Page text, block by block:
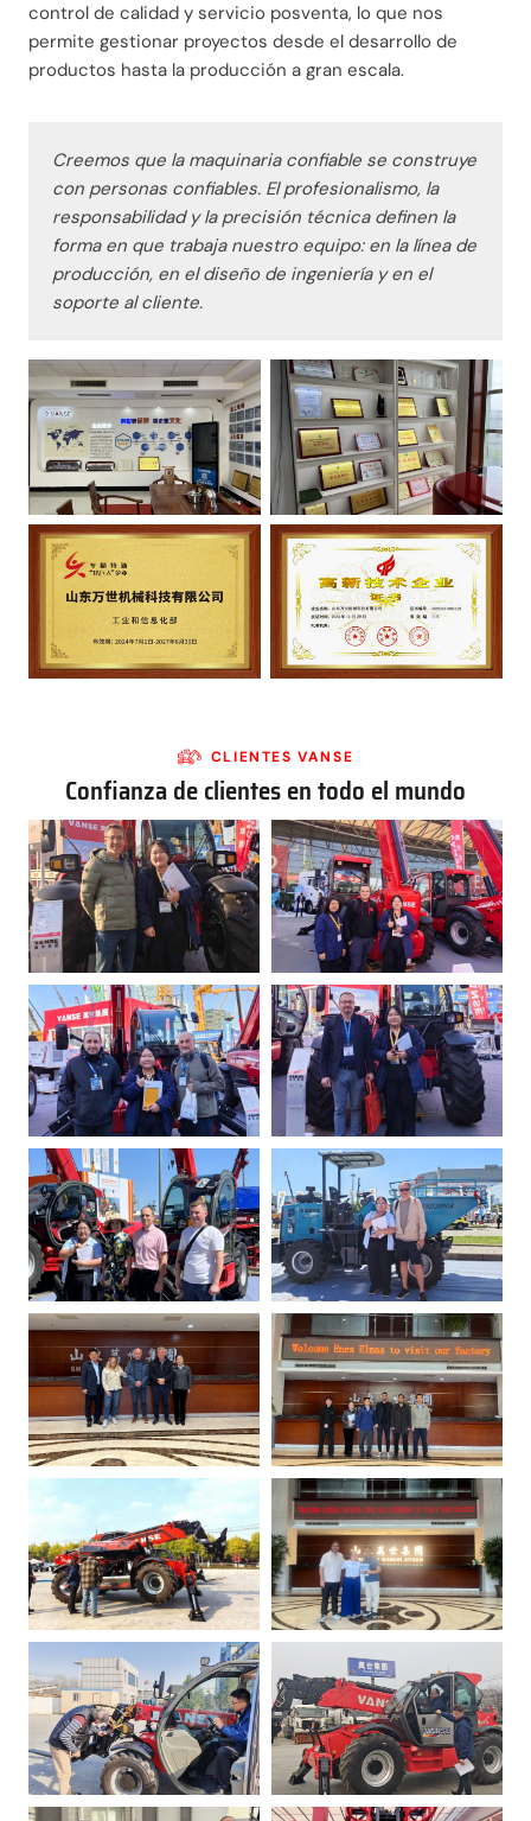
control de calidad y servicio posventa, lo que nos
permite gestionar proyectos desde el desarrollo de
productos hasta la producción a gran escala.
Creemos que la maquinaria confiable se construye
con personas confiables. El profesionalismo, la
responsabilidad y la precisión técnica definen la
forma en que trabaja nuestro equipo: en la línea de
producción, en el diseño de ingeniería y en el
soporte al cliente.
CLIENTES VANSE
Confianza de clientes en todo el mundo